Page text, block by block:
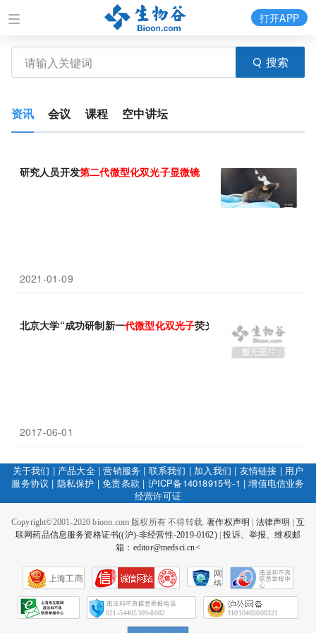
搜索
打开APP
资讯 会议 课程 空中讲坛
研究人员开发第二代微型化双光子显微镜
2021-01-09
北京大学“成功研制新一代微型化双光子荧光 显微镜
2017-06-01
关于我们 | 产品大全|营销服务 | 联系我们 | 加入我们 | 友情链接 | 用户
服务协议 | 隐私保护 |免责条款 | 沪ICP备14018915号-1 |增值电信业务
经营许可证
Copyright©2001-2020 bioon.com 版权所有 不得转载.著作权声明 法律声明
互
联网药品信息服务资格证书((沪)-非经营性-2019-0162)|投诉、举报、维权邮
箱：editor@medsci.cn<
上海工商
网
络
会
征
021-54485309-8082 31010402000321